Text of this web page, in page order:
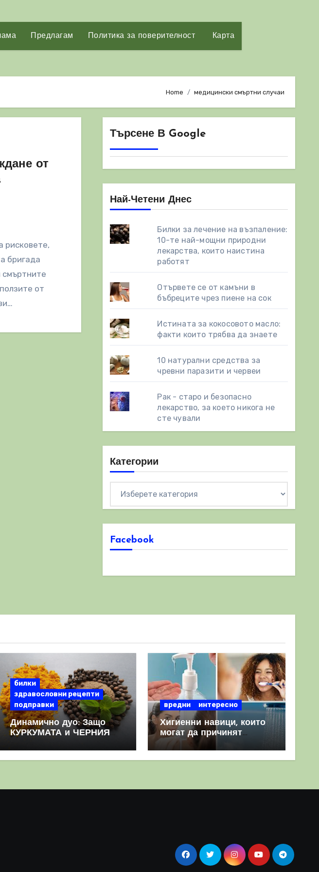
Предлагам Политика за поверителност Карта
Home медицински смъртни случаи
от
рисковете,
бригада
смъртните
от
Търсене В Google
Най-Четени Днес
Билки за лечение на възпаление:
10-те най-мощни природни
лекарства, които наистина
работят
Отървете се от камъни в
бъбреците чрез пиене на сок
Истината за кокосовото масло:
факти които трябва да знаете
10 натурални средства за
чревни паразити и червеи
Рак - старо и безопасно
лекарство, за което никога не
сте чували
Категории
Facebook
билки
здравословни рецепти
подправки
Динамично дуо: Защо
КУРКУМАТА и ЧЕРНИЯ
комбинация
вредни интересно
Хигиенни навици, които
могат да причинят
повече вреда, отколкото
полза